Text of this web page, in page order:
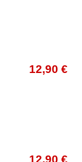
12,90 €
12,90 €